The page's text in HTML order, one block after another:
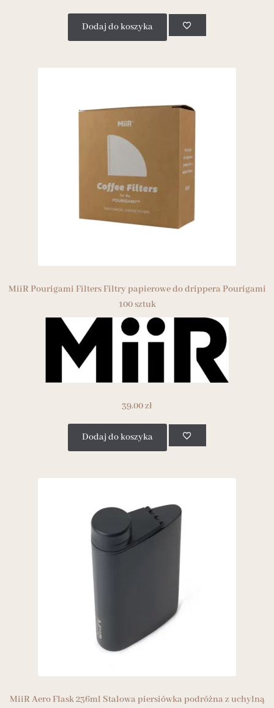
Dodaj do koszyka
MiiR Pourigami Filters Filtry papierowe do drippera Pourigami
100 sztuk
39.00zł
Dodaj do koszyka
MiiR Aero Flask 236ml Stalowa piersiówka podróżna z uchylną